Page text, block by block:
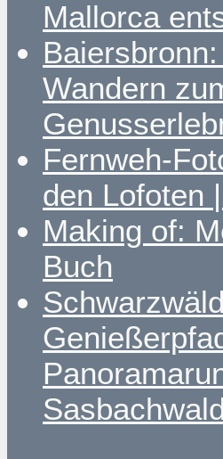
Mallorca
Wandern
Fernweh-
den Lofoten
Making of:
Buch